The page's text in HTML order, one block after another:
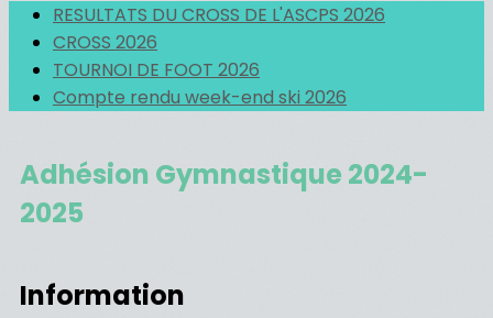
RESULTATS DU CROSS DE L'ASCPS 2026
CROSS 2026
TOURNOI DE FOOT 2026
Compte rendu week-end ski 2026
Adhésion Gymnastique 2024-
2025
Information